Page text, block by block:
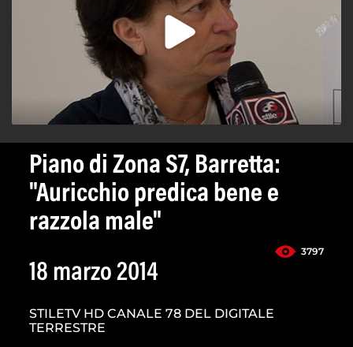
Piano di Zona S7, Barretta:
"Auricchio predica bene e
razzola male"
3797
18 marzo 2014
STILETV HD CANALE 78 DEL DIGITALE
TERRESTRE